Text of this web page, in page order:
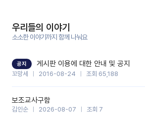
을 많이 하는데,꼬망봇 덕분에 고민하는 시
안심시킬 수 있었습니다.이 부분은 꼬망
입니다.학부모님께 전화를 드리기 전에, 내
성 있는 교사가 되어 대화를 나눌 수 있었
기능을 개발해 주셔서 감사합니다.
우리들의 이야기
소소한 이야기까지 함께 나눠요
공지 게시판 이용에 대한 안내 및 공지
꼬망세 2016-08-24 조회 65,188
보조교사구함
김인순 2026-08-07 조회 7